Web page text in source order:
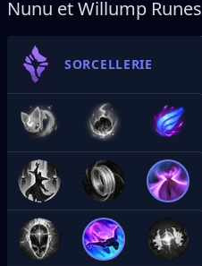
Nunu et Willump Runes
SORCELLERIE